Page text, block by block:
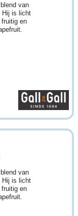
van
Hij is licht
en
van
Hij is licht
en